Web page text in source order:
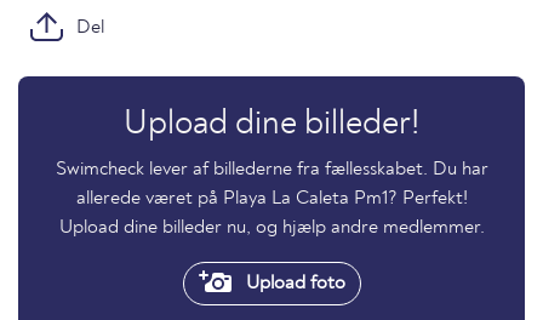
Del
Upload dine billeder!
Swimcheck lever af billederne fra fællesskabet. Du har
allerede været på Playa La Caleta Pm1? Perfekt!
Upload dine billeder nu, og hjælp andre medlemmer.
Upload foto